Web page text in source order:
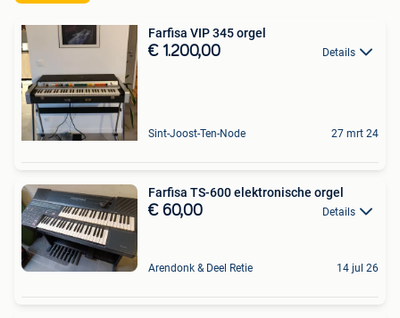
Farfisa VIP 345 orgel
€ 1.200,00 Details
Sint-Joost-Ten-Node 27 mrt 24
Farfisa TS-600 elektronische orgel
€ 60,00 Details
Arendonk & Deel Retie 14 jul 26